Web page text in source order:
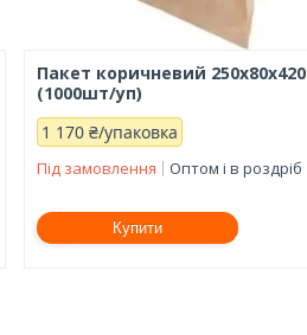
Пакет коричневий 250x80x420
(1000шт/уп)
1 170 ₴/упаковка
Під замовлення Оптом і в роздріб
Купити